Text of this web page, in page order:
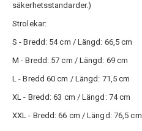
säkerhetsstandarder.)
Strolekar:
S - Bredd: 54 cm / Längd: 66,5 cm
M - Bredd: 57 cm / Längd: 69 cm
L - Bredd 60 cm / Längd: 71,5 cm
XL - Bredd: 63 cm / Längd: 74 cm
XXL - Bredd: 66 cm / Längd: 76,5 cm